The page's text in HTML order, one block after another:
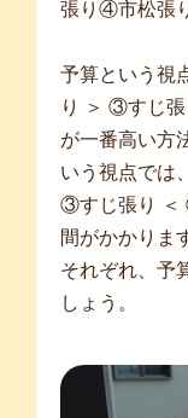
張り④市松張
予算という視
り ＞ ③すじ
が一番高い方
いう視点では
③すじ張り ＜
間がかかりま
それぞれ、予
しょう。